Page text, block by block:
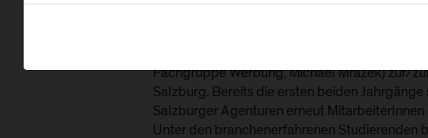
Am 15. März 2019 startete der dritte
Fachgruppe Werbung, Michael Mrazek) zur/
Salzburg. Bereits die ersten beiden
Salzburger Agenturen erneut
Unter den branchenerfahrenen Studierenden